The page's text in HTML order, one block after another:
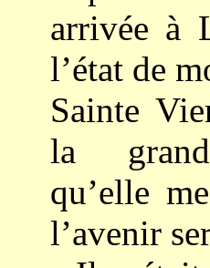
arrivée à
l’état de
Sainte
la
qu’elle
l’avenir